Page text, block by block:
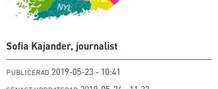
Sofia Kajander, journalist
PUBLICERAD 2019-05-23 - 10:41